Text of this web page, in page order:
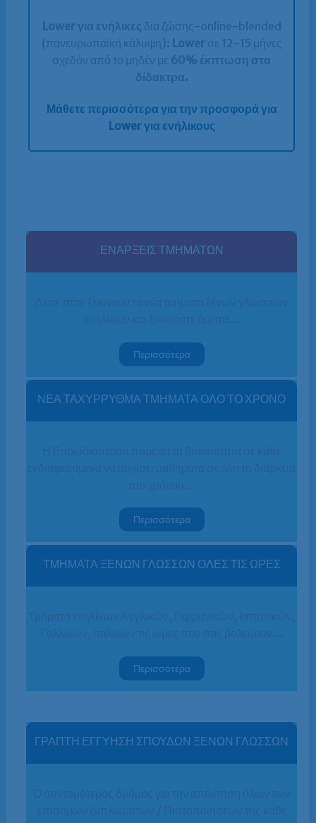
Lower για ενήλικες δια ζώσης-online-blended
(πανευρωπαϊκή κάλυψη): Lower σε 12-15 μήνες
σχεδόν από το μηδέν με 60% έκπτωση στα
δίδακτρα.
Μάθετε περισσότερα για την προσφορά για
Lower για ενήλικους
ΕΝΑΡΞΕΙΣ ΤΜΗΜΑΤΩΝ
Περισσότερα
ΝΕΑ ΤΑΧΥΡΡΥΘΜΑ ΤΜΗΜΑΤΑ ΟΛΟ ΤΟ ΧΡΟΝΟ
Περισσότερα
ΤΜΗΜΑΤΑ ΞΕΝΩΝ ΓΛΩΣΣΩΝ ΟΛΕΣ ΤΙΣ ΩΡΕΣ
Περισσότερα
ΓΡΑΠΤΗ ΕΓΓΥΗΣΗ ΣΠΟΥΔΩΝ ΞΕΝΩΝ ΓΛΩΣΣΩΝ